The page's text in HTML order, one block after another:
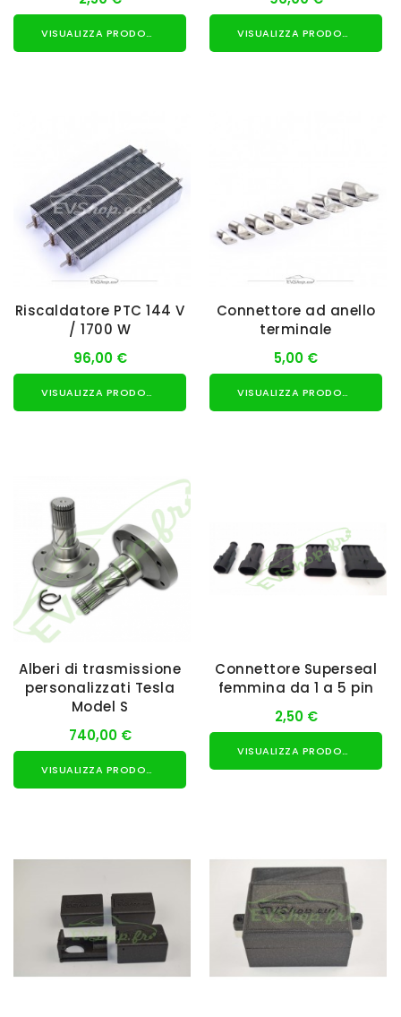
VISUALIZZA PRODOTTO VISUALIZZA PRODOTTO
Riscaldatore PTC 144 V
/ 1700 W
96,00 €
VISUALIZZA PRODOTTO
Connettore ad anello
terminale
5,00 €
VISUALIZZA PRODOTTO
Alberi di trasmissione
personalizzati Tesla
Model S
740,00 €
VISUALIZZA PRODOTTO
Connettore Superseal
femmina da 1 a 5 pin
2,50 €
VISUALIZZA PRODOTTO